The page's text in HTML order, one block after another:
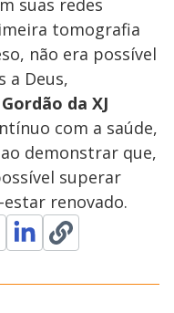
suas redes
tomografia
não era possível
a Deus,
Gordão da XJ
com a saúde,
demonstrar que,
superar
renovado.